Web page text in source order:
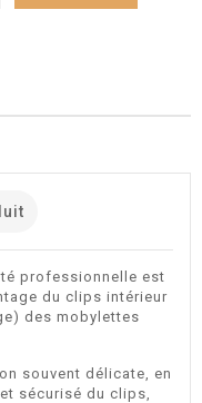
professionnelle est
du clips intérieur
des mobylettes
souvent délicate, en
sécurisé du clips,